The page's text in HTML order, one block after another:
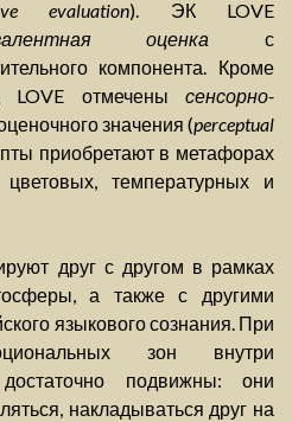
evaluation). ЭК LOVE
оценка с
компонента. Кроме
LOVE отмечены сенсорно-
значения (perceptual
приобретают в метафорах
температурных и
друг с другом в рамках
а также с другими
языкового сознания. При
зон внутри
подвижны: они
накладываться друг на